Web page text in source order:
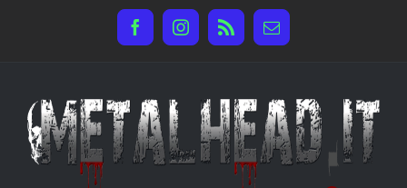
FacebookInstagram
Rss Email